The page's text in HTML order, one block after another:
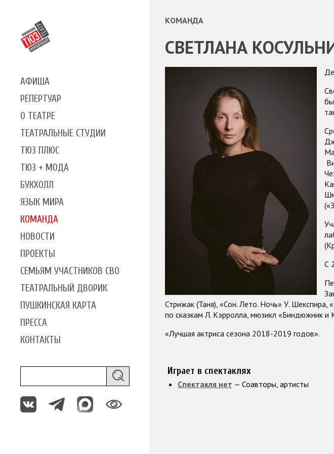
АФИША
РЕПЕРТУАР
О ТЕАТРЕ
ТЕАТРАЛЬНЫЕ СТУДИИ
ТЮЗ ПЛЮС
ТЮЗ + МОДА
БУКХОЛЛ
ЯЗЫК МИРА
КОМАНДА
НОВОСТИ
ПРОЕКТЫ
СЕМЬЯМ УЧАСТНИКОВ СВО
ТЕАТРАЛЬНЫЙ ДВОРИК
ПУШКИНСКАЯ КАРТА
ПРЕССА
КОНТАКТЫ
КОМАНДА
СВЕТЛАНА
С
Стрижак (Таня), «Сон. Лето. Ночь» У.
по сказкам Л. Кэрролла, мюзикл «Биндюжник и
«Лучшая актриса сезона 2018-2019 годов».
Играет в спектаклях
Спектакля нет — Соавторы, артисты